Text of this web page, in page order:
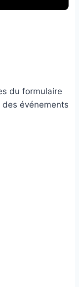
du formulaire
événements